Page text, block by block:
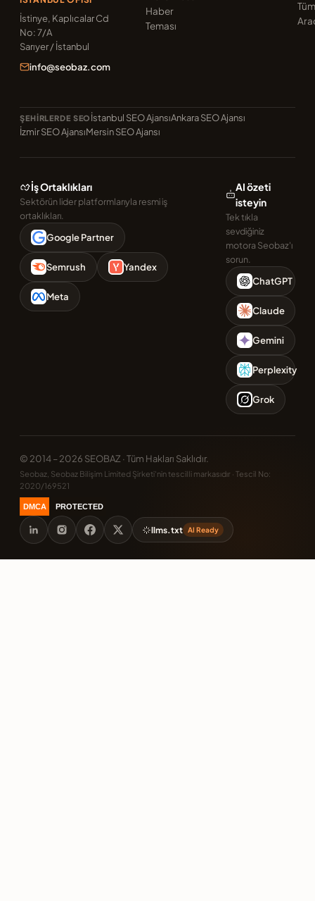
İstinye, Kaplıcalar Cd
No: 7/A
Sarıyer / İstanbul
info@seobaz.com
Haber
Teması
Tüm
ŞEHIRLERDE SEO İstanbul SEO AjansıAnkara SEO Ajansı
İzmir SEO AjansıMersin SEO Ajansı
İş Ortaklıkları
Sektörün lider platformlarıyla resmi iş
ortaklıkları.
Google Partner
Semrush Yandex
Meta
AI özeti
isteyin
Tek tıkla
sevdiğiniz
motora Seobaz'ı
sorun.
ChatGPT
Claude
Gemini
Perplexity
Grok
© 2014 – 2026 SEOBAZ · Tüm Hakları Saklıdır.
Seobaz, Seobaz Bilişim Limited Şirketi'nin tescilli markasıdır · Tescil No:
2020/169521
DMCA PROTECTED
llms.txt AI Ready